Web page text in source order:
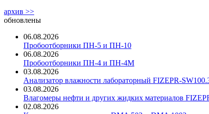
архив >>
обновлены
06.08.2026
Пробоотборники ПН-5 и ПН-10
06.08.2026
Пробоотборники ПН-4 и ПН-4М
03.08.2026
Анализатор влажности лабораторный FIZEPR-
03.08.2026
Влагомеры нефти и других жидких материалов
02.08.2026